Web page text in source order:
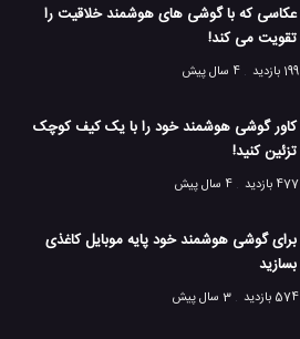
عکاسی که با گوشی های هوشمند خلاقیت را
تقویت می کند!
199 بازدید
4 سال پیش
کاور گوشی هوشمند خود را با یک کیف کوچک
تزئین کنید!
477 بازدید
4 سال پیش
برای گوشی هوشمند خود پایه موبایل کاغذی
بسازید
574 بازدید
3 سال پیش